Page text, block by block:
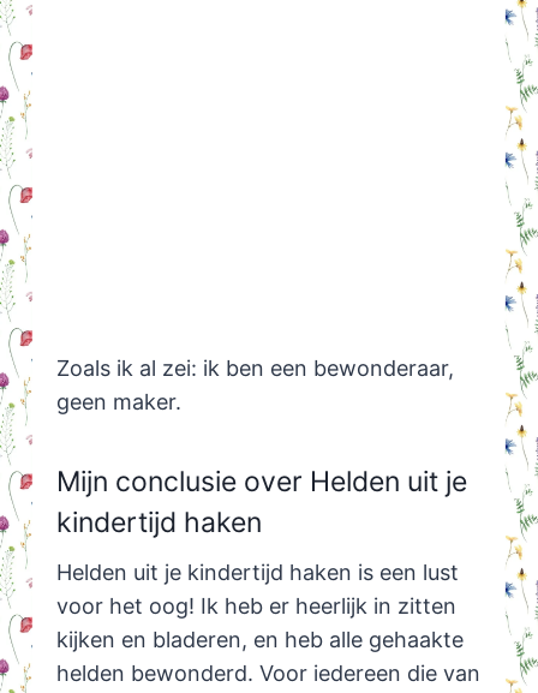
Zoals ik al zei: ik ben een bewonderaar,
geen maker.
Mijn conclusie over Helden uit je
kindertijd haken
Helden uit je kindertijd haken is een lust
voor het oog! Ik heb er heerlijk in zitten
kijken en bladeren, en heb alle gehaakte
helden bewonderd. Voor iedereen die van